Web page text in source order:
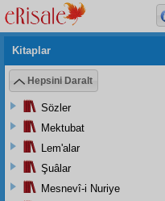
Kitaplar
Hepsini Daralt
Sözler
Mektubat
Lem'alar
Şuâlar
Mesnevî-i Nuriye